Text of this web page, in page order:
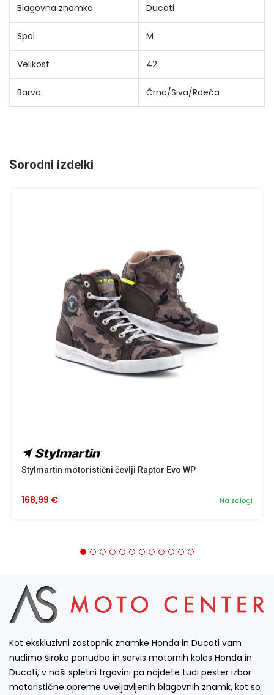
Blagovna znamka Ducati
Spol M
Velikost 42
Barva Črna/Siva/Rdeča
Sorodni izdelki
Stylmartin motoristični čevlji Raptor Evo WP
Na zalogi
168,99 €
Kot ekskluzivni zastopnik znamke Honda in Ducati vam
nudimo široko ponudbo in servis motornih koles Honda in
Ducati, v naši spletni trgovini pa najdete tudi pester izbor
motoristične opreme uveljavljenih blagovnih znamk, kot so